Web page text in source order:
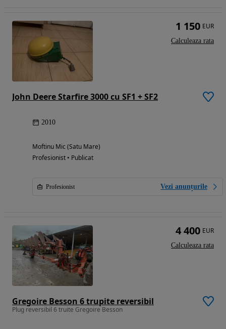
John Deere Starfire 3000 cu SF1 + SF2
2010
Moftinu Mic (Satu Mare)
Profesionist • Publicat
Profesionist Vezi anunțurile
1 150 EUR
Calculeaza rata
Gregoire Besson 6 trupite reversibil
Plug reversibil 6 truite Gregoire Besson
4 400 EUR
Calculeaza rata